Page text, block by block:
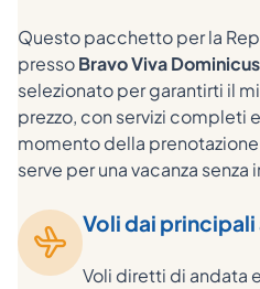
Questo pacchetto per la
pressoBravo Viva
selezionato per garantirti il
prezzo, con servizi completi
momento della
serve per una vacanza
Voli dai
Voli diretti di andata